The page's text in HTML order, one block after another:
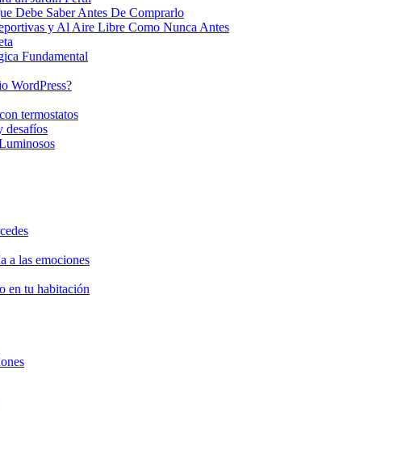
Debe Saber Antes De Comprarlo
y Al Aire Libre Como Nunca Antes
Fundamental
WordPress?
termostatos
desafíos
a las emociones
en tu habitación